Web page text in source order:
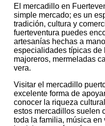
El mercadillo en
simple mercado; es un
tradición, cultura y
fuerteventura puedes
artesanías hechas a
especialidades típicas de
majoreros, mermeladas
vera.
Visitar el mercadillo
excelente forma de
conocer la riqueza
estos mercadillos suelen
toda la familia, música